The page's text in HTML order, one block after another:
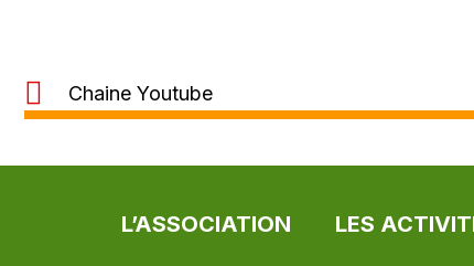
Chaine Youtube
L’ASSOCIATION LES